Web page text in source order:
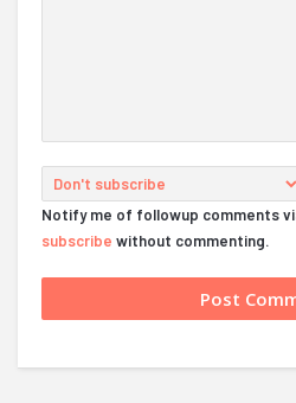
Notify me of followup comments
subscribe without commenting.